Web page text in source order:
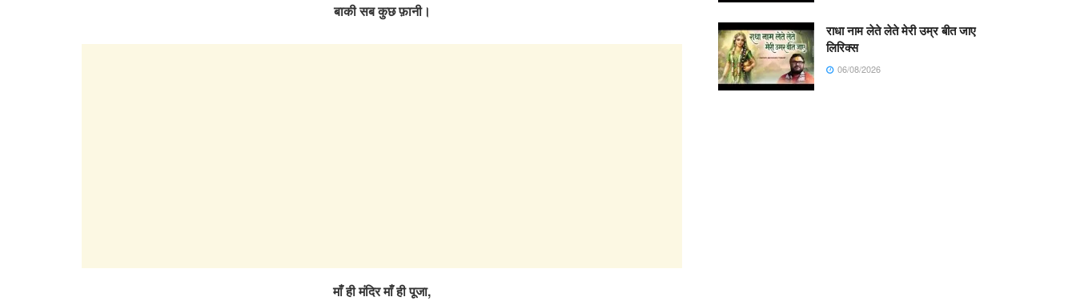
बाकी सब कुछ फ़ानी।
माँ ही मंदिर माँ ही पूजा,
राधा नाम लेते लेते मेरी उम्र बीत जाए
लिरिक्स
06/08/2026